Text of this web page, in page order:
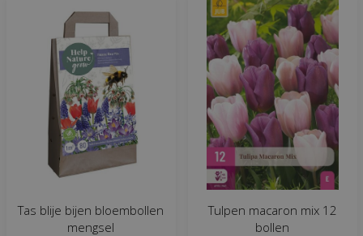
Tas blije bijen bloembollen
mengsel
Tulpen macaron mix 12
bollen